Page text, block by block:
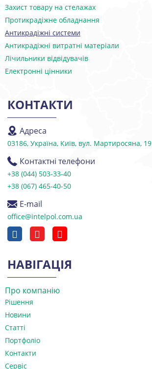
Захист товару на стелажах
Протикрадіжне обладнання
Антикрадіжні системи
Антикрадіжні витратні матеріали
Лічильники відвідувачів
Електронні цінники
КОНТАКТИ
Адреса
03186, Україна, Київ, вул. Мартиросяна, 19
Контактні телефони
+38 (044) 503-33-40
+38 (067) 465-40-50
E-mail
office@intelpol.com.ua
НАВІГАЦІЯ
Про компанію
Рішення
Новини
Статті
Портфоліо
Контакти
Сервіс